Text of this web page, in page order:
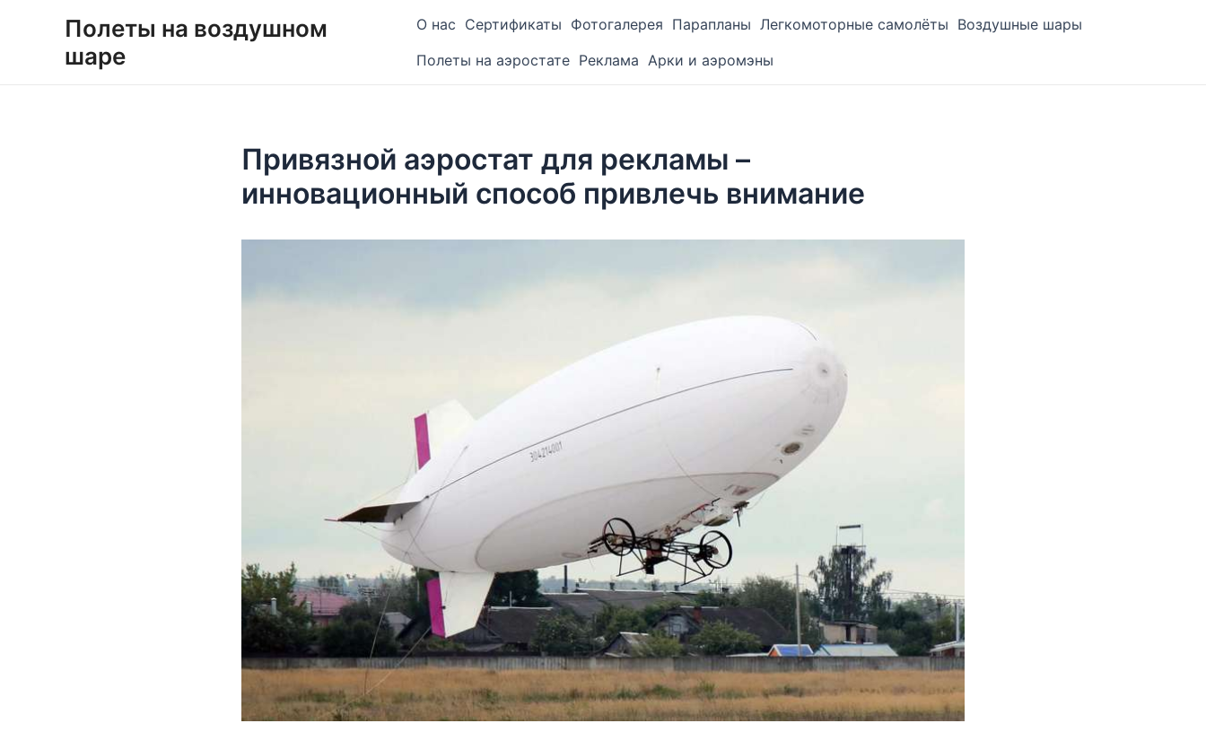
содержимому
Полеты на воздушном
шаре
О нас Сертификаты Фотогалерея Парапланы Легкомоторные самолёты Воздушные шары
Полеты на аэростате Реклама Арки и аэромэны
Привязной аэростат для рекламы –
инновационный способ привлечь внимание
записям